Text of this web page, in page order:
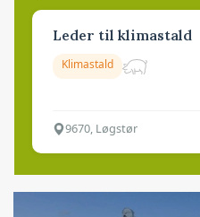
Leder til klimastald
Klimastald
9670, Løgstør